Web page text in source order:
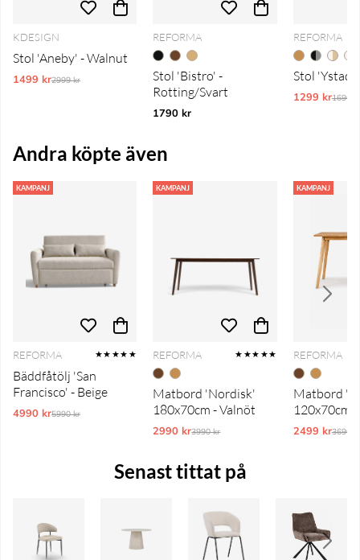
KDESIGN
Stol 'Aneby' - Walnut
1499 krOrdinarie pris:
2999 kr
REFORMA
Stol 'Bistro' -
Rotting/Svart
1790 kr
REFORMA
Stol 'Ystad'
1299 kr1690 kr
Andra köpte även
KAMPANJ
REFORMA ★★★★★
Bäddfåtölj 'San
Francisco' - Beige
4990 krOrdinarie pris:
5990 kr
KAMPANJ
REFORMA ★★★★★
Matbord 'Nordisk'
180x70cm - Valnöt
2990 krOrdinarie pris:
3990 kr
KAMPANJ
REFORMA
Matbord
120x70cm -
2499 kr3690 kr
Senast tittat på